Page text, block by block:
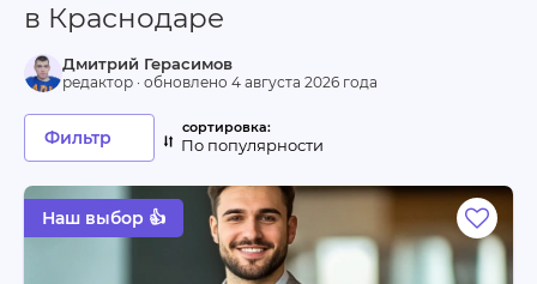
в Краснодаре
Наш выбор 👍
Дмитрий Герасимов
редактор · обновлено 4 августа 2026 года
Фильтр По популярности